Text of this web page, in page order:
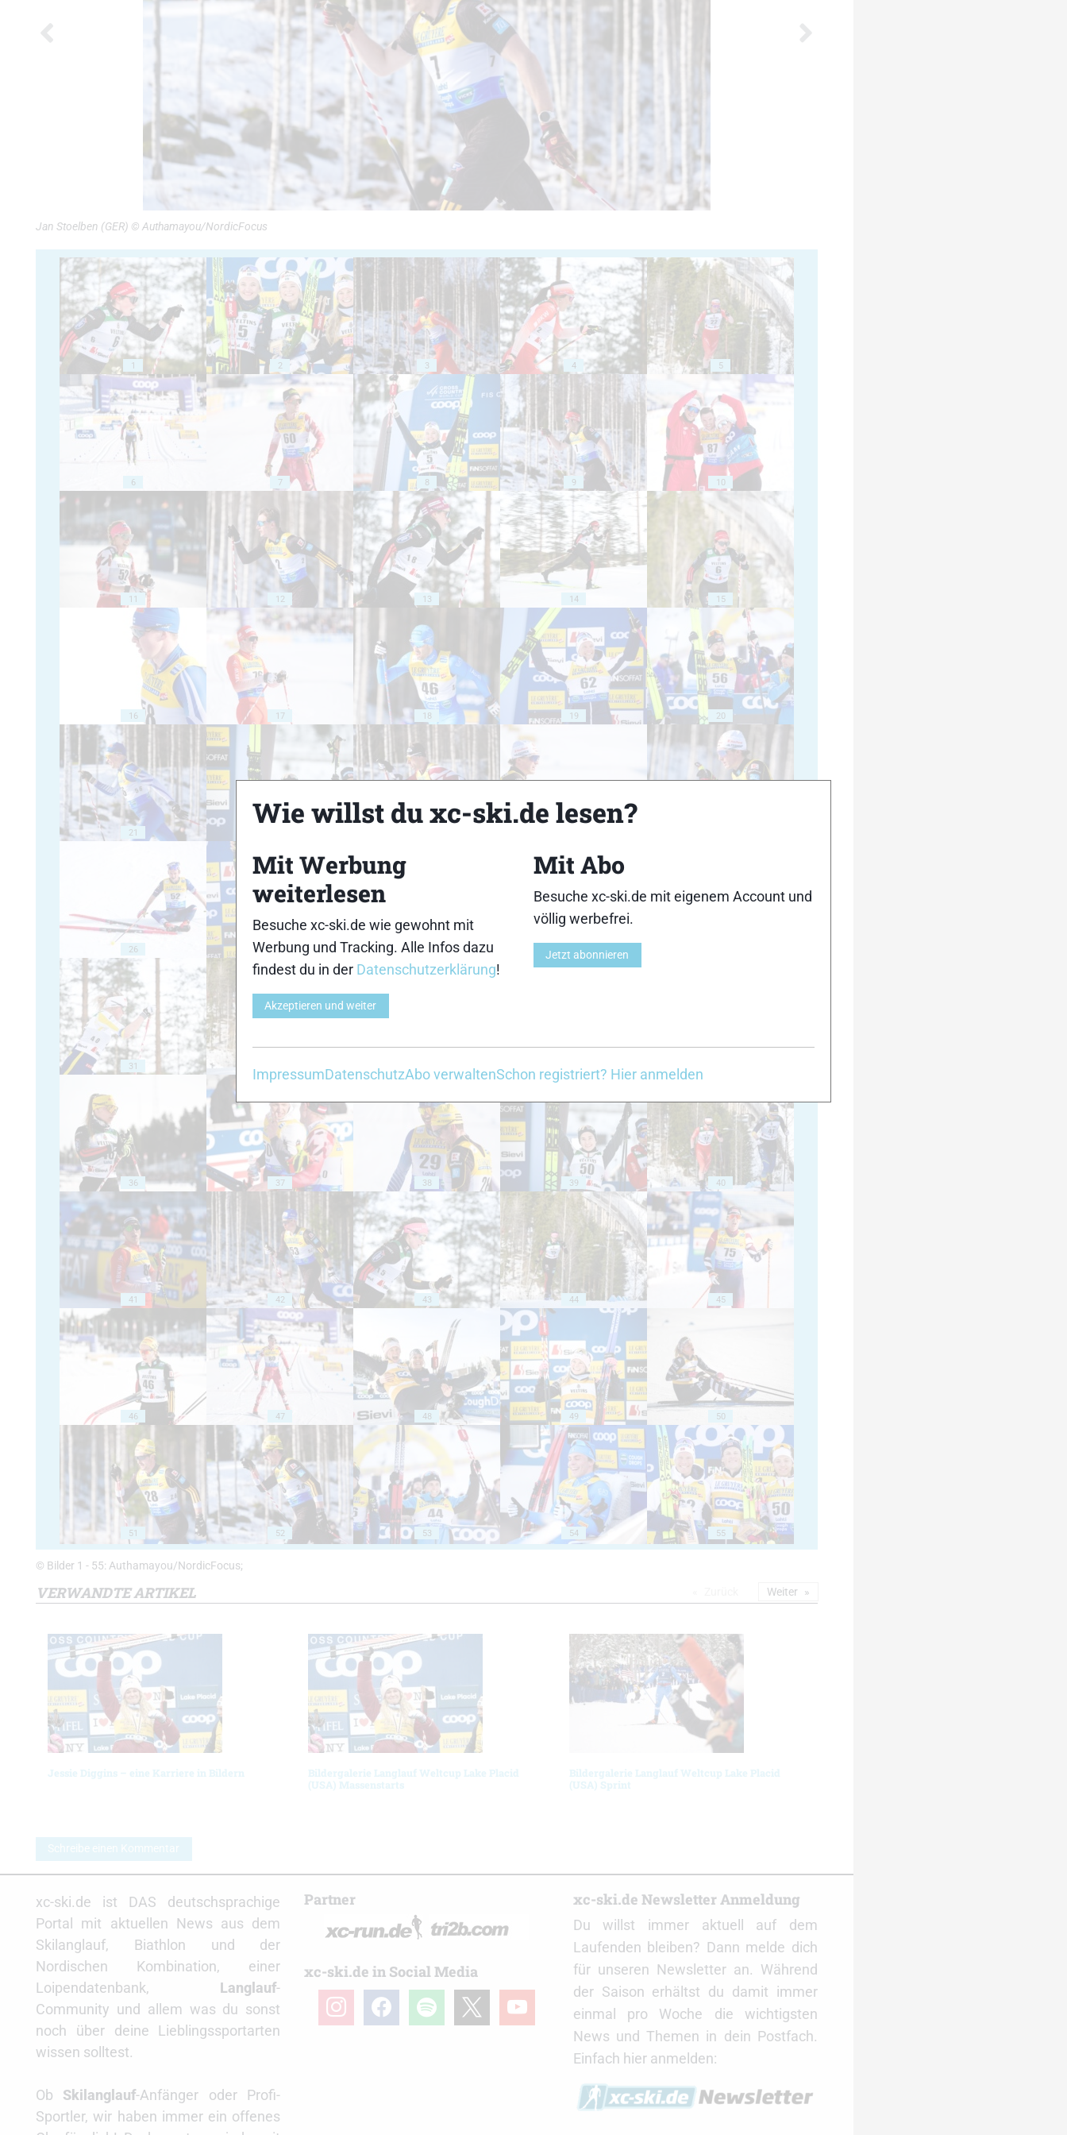
Jan Stoelben (GER) © Authamayou/NordicFocus
1 2 3 4 5
6 7 8 9 10
11 12 13 14 15
16 17 18 19 20
21
26 27 28 29
31
36 37 38 39 40
41 42 43 44 45
46 47 48 49 50
51 52 53 54 55
© Bilder 1 - 55: Authamayou/NordicFocus;
VERWANDTE ARTIKEL
Jessie Diggins – eine Karriere in Bildern
Bildergalerie Langlauf Weltcup Lake Placid
(USA) Massenstarts
Bildergalerie Langlauf Weltcup Lake Placid
(USA) Sprint
Weiter
Schreibe einen Kommentar
xc-ski.de ist DAS deutschsprachige
Portal mit aktuellen News aus dem
Skilanglauf, Biathlon und der
Nordischen Kombination, einer
Loipendatenbank, Langlauf-
Community und allem was du sonst
noch über deine Lieblingssportarten
wissen solltest.
Ob Skilanglauf-Anfänger oder Profi-
Sportler, wir haben immer ein offenes
Partner
xc-ski.de in Social Media
instagramfacebookspotify youtube
xc-ski.de Newsletter Anmeldung
Du willst immer aktuell auf dem
Laufenden bleiben? Dann melde dich
für unseren Newsletter an. Während
der Saison erhältst du damit immer
einmal pro Woche die wichtigsten
News und Themen in dein Postfach.
Einfach hier anmelden:
Wie willst du xc-ski.de lesen?
Mit Werbung
weiterlesen
Besuche xc-ski.de wie gewohnt mit
Werbung und Tracking. Alle Infos dazu
findest du in der Datenschutzerklärung!
Akzeptieren und weiter
Mit Abo
Besuche xc-ski.de mit eigenem Account und
völlig werbefrei.
Jetzt abonnieren
ImpressumDatenschutzAbo verwaltenSchon registriert? Hier anmelden